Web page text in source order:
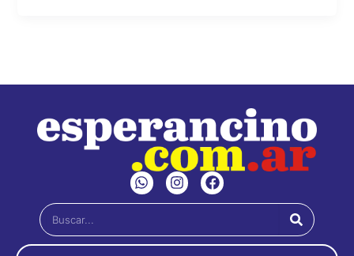
W
h
a
s
a
I
n
s
a
g
F
a
c
b
o
Buscar